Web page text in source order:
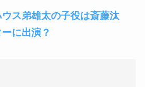
ス弟雄太の子役は斎藤汰
に出演？